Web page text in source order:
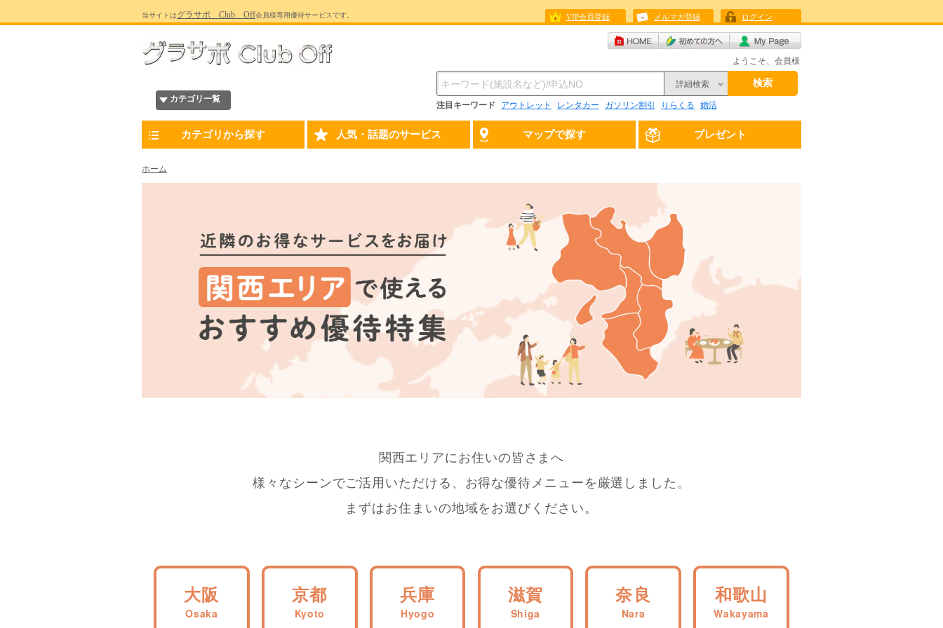
当サイトはグラサポ Club Off会員様専用優待サービスです。 VIP会員登録 メルマガ登録 ログイン
ようこそ、会員様
カテゴリ一覧
詳細検索 検索
注目キーワード アウトレット レンタカー ガソリン割引 りらくる 婚活
カテゴリから探す 人気・話題のサービス マップで探す プレゼント
ホーム
関西エリアにお住いの皆さまへ
様々なシーンでご活用いただける、 お得な優待メニューを厳選しました。
まずはお住まいの地域をお選びください。
大阪
Osaka
京都
Kyoto
兵庫
Hyogo
滋賀
Shiga
奈良
Nara
和歌山
Wakayama